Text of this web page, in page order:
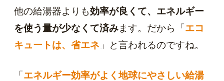
他の給湯器よりも効率が良くて、エネルギー
を使う量が少なくて済みます。だから「エコ
キュートは、省エネ 」と言われるのですね。
「エネルギー効率がよく地球にやさしい給湯